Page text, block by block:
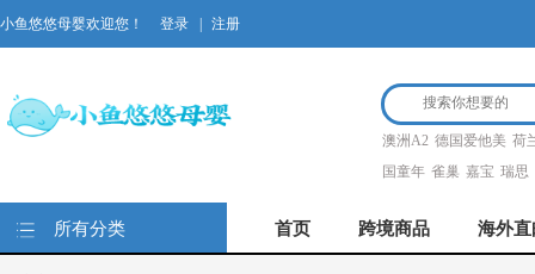
小鱼悠悠母婴欢迎您！ 登录 注册
澳洲A2 德国爱他美 荷
国童年 雀巢 嘉宝 瑞思
所有分类 首页 跨境商品 海外直